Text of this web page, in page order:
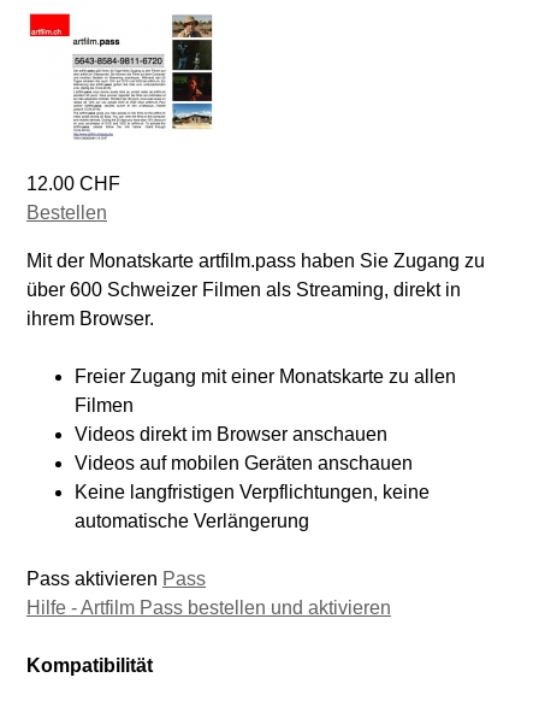
12.00 CHF
Bestellen
Mit der Monatskarte artfilm.pass haben Sie Zugang zu
über 600 Schweizer Filmen als Streaming, direkt in
ihrem Browser.
Freier Zugang mit einer Monatskarte zu allen
Filmen
Videos direkt im Browser anschauen
Videos auf mobilen Geräten anschauen
Keine langfristigen Verpflichtungen, keine
automatische Verlängerung
Pass aktivieren Pass
Hilfe - Artfilm Pass bestellen und aktivieren
Kompatibilität